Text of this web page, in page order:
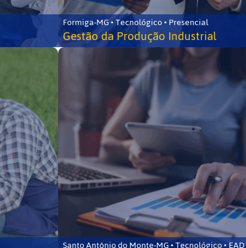
Formiga-MG • Tecnológico • Presencial
Gestão da Produção Industrial